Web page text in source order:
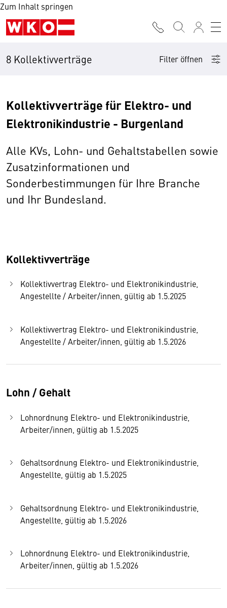
Zum Inhalt springen
8 Kollektivverträge Filter öffnen
Kollektivverträge für Elektro- und
Elektronikindustrie - Burgenland
Alle KVs, Lohn- und Gehaltstabellen sowie
Zusatzinformationen und
Sonderbestimmungen für Ihre Branche
und Ihr Bundesland.
Kollektivverträge
Kollektivvertrag Elektro- und Elektronikindustrie,
Angestellte / Arbeiter/innen, gültig ab 1.5.2025
Kollektivvertrag Elektro- und Elektronikindustrie,
Angestellte / Arbeiter/innen, gültig ab 1.5.2026
Lohn / Gehalt
Lohnordnung Elektro- und Elektronikindustrie,
Arbeiter/innen, gültig ab 1.5.2025
Gehaltsordnung Elektro- und Elektronikindustrie,
Angestellte, gültig ab 1.5.2025
Gehaltsordnung Elektro- und Elektronikindustrie,
Angestellte, gültig ab 1.5.2026
Lohnordnung Elektro- und Elektronikindustrie,
Arbeiter/innen, gültig ab 1.5.2026